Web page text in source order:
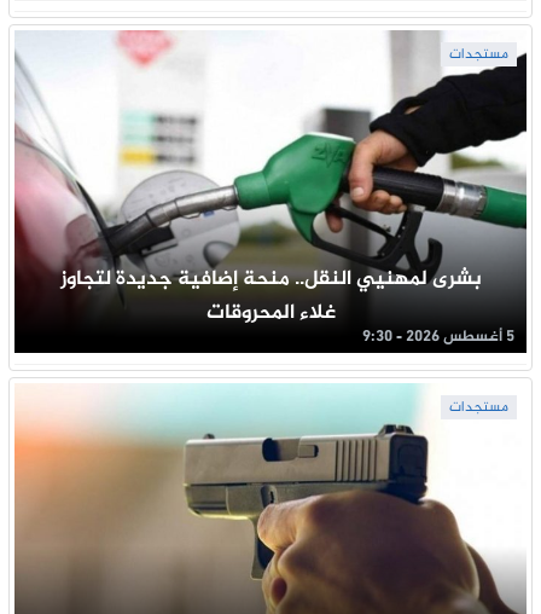
مستجدات
بشرى لمهنيي النقل.. منحة إضافية جديدة لتجاوز
غلاء المحروقات
5 أغسطس 2026 - 9:30
مستجدات